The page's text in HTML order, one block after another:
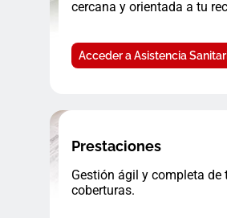
cercana y orientada a tu
Acceder a Asistencia
Prestaciones
Gestión ágil y completa de
coberturas.